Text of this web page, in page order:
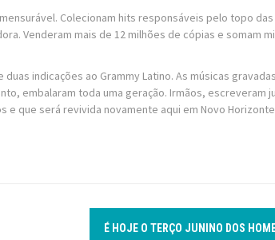
Colecionam hits responsáveis pelo topo das
Venderam mais de 12 milhões de cópias e somam
indicações ao Grammy Latino. As músicas
embalaram toda uma geração. Irmãos, escreveram
que será revivida novamente aqui em Novo
É HOJE O TERÇO JUNINO DOS